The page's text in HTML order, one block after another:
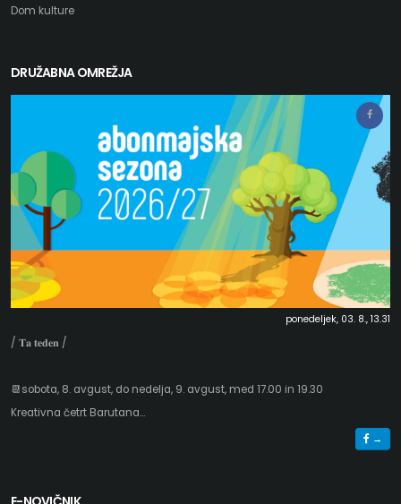
Dom kulture
DRUŽABNA OMREŽJA
ponedeljek, 03. 8., 13.31
/ 𝐓𝐚 𝐭𝐞𝐝𝐞𝐧 /
📆sobota, 8. avgust, do nedelja, 9. avgust, med 17.00 in 19.30
Kreativna četrt Barutana...
→